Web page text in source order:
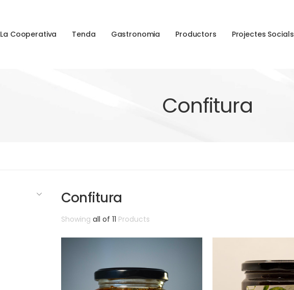
La Cooperativa Tenda Gastronomia Productors Projectes Socials
Confitura
Confitura
Showing all of 11 Products